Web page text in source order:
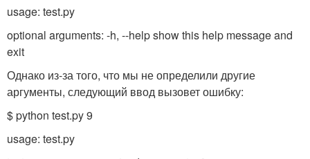
usage: test.py
optional arguments: -h, --help show this help message and
exit
Однако из-за того, что мы не определили другие
аргументы, следующий ввод вызовет ошибку:
$ python test.py 9
usage: test.py